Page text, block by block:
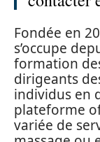
Fondée en
s’occupe
formation
dirigeants
individus en
plateforme
variée de